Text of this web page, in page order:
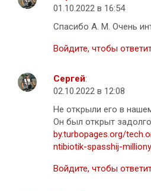
01.10.2022 в 16:54
Спасибо А. М. Очень
Войдите, чтобы
Сергей:
02.10.2022 в 12:08
Не открыли его в
Он был открыт
by.turbopages.org/
ntibiotik-spasshij-
Войдите, чтобы